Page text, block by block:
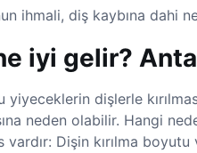
ihmali, diş kaybına dahi
iyi gelir?
yiyeceklerin dişlerle
neden olabilir. Hangi
Dişin kırılma